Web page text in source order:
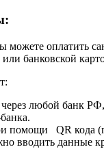
можете оплатить
банковской
любой банк
помощи QR кода
вводить данные